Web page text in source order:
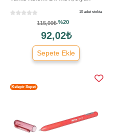
10 adet stokta
115,00₺%20
92,02₺
Sepete Ekle
Kelepir Sepet